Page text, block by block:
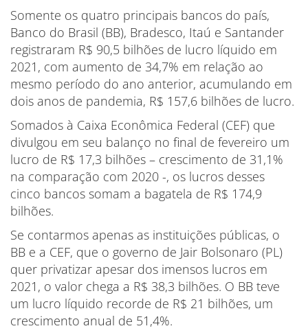
Somente os quatro principais bancos do país,
Banco do Brasil (BB), Bradesco, Itaú e Santander
registraram R$ 90,5 bilhões de lucro líquido em
2021, com aumento de 34,7% em relação ao
mesmo período do ano anterior, acumulando em
dois anos de pandemia, R$ 157,6 bilhões de lucro.
Somados à Caixa Econômica Federal (CEF) que
divulgou em seu balanço no final de fevereiro um
lucro de R$ 17,3 bilhões – crescimento de 31,1%
na comparação com 2020 -, os lucros desses
cinco bancos somam a bagatela de R$ 174,9
bilhões.
Se contarmos apenas as instituições públicas, o
BB e a CEF, que o governo de Jair Bolsonaro (PL)
quer privatizar apesar dos imensos lucros em
2021, o valor chega a R$ 38,3 bilhões. O BB teve
um lucro líquido recorde de R$ 21 bilhões, um
crescimento anual de 51,4%.